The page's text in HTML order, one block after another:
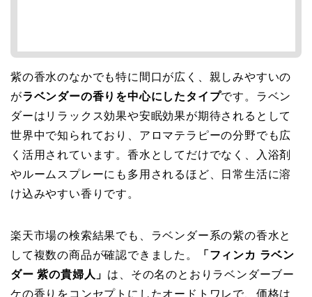
紫の香水のなかでも特に間口が広く、親しみやすいの
がラベンダーの香りを中心にしたタイプです。ラベン
ダーはリラックス効果や安眠効果が期待されるとして
世界中で知られており、アロマテラピーの分野でも広
く活用されています。香水としてだけでなく、入浴剤
やルームスプレーにも多用されるほど、日常生活に溶
け込みやすい香りです。
楽天市場の検索結果でも、ラベンダー系の紫の香水と
して複数の商品が確認できました。
「フィンカ ラベン
ダー 紫の貴婦人」 は、その名のとおりラベンダーブー
ケの香りをコンセプトにしたオードトワレで、価格は